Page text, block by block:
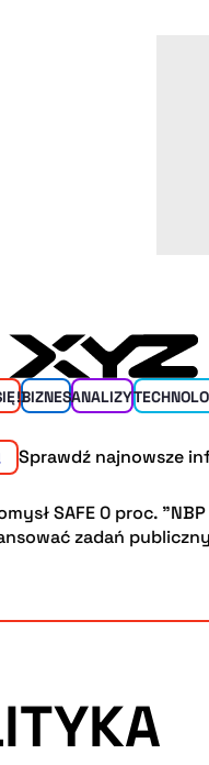
BIZNESANALIZY
Sprawdź najnowsze
0 proc. "NBP nie
publicznych"